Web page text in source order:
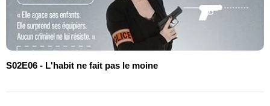
S02E06 - L'habit ne fait pas le moine